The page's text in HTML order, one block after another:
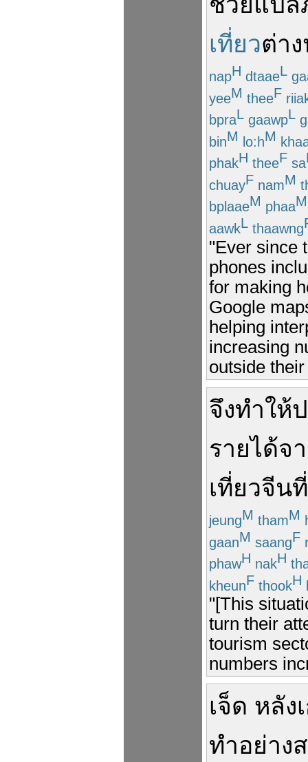
เที่ยวต่า
napH dtaaeL
yeeM theeF
bpraL gaawpL
binM lo:hM
phakH theeF sa
chuayF namM
bplaaeM phaaM
aawkL thaawng
"Ever since
phones
for making
Google
helping
increasing
outside
จึงทำให้
รายได้จ
เที่ยวจีนที่
jeungM thamM
gaanM saangF
phawH nakH
kheunF thookH
"[This
turn their
tourism
numbers
เจ็ด หลัง
ทำอย่าง